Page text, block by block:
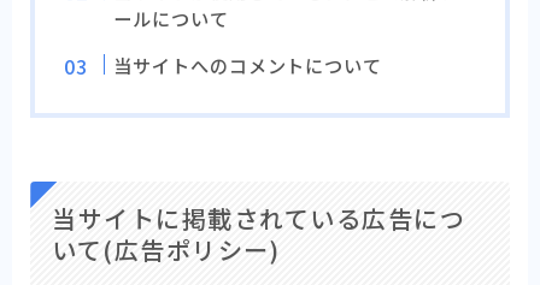
ールについて
当サイトへのコメントについて
当サイトに掲載されている広告につ
いて(広告ポリシー)